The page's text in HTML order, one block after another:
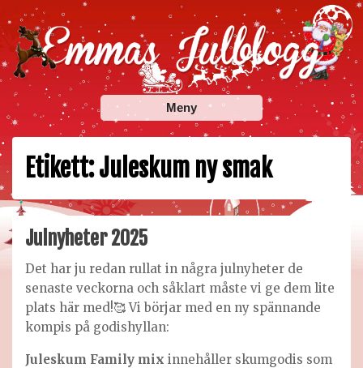
Skip
to
content
Emmas Julblogg
Julbloggar om julnyheter, julklappstips, julkalendrar,
adventskalendrar , julpyssel och julrecept!
Meny
Etikett:Juleskum ny smak
Julnyheter 2025
Det har ju redan rullat in några julnyheter de
senaste veckorna och såklart måste vi ge dem lite
plats här med!🥰 Vi börjar med en ny spännande
kompis på godishyllan:
Juleskum Family mix innehåller skumgodis som